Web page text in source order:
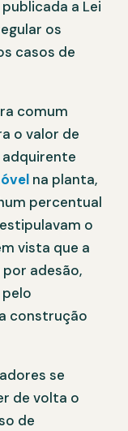
a Lei
os
casos de
comum
o valor de
na planta,
percentual
o
vista que a
adesão,
construção
se
de volta o
de